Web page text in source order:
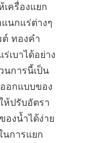
ครื่องแยก
นกแร่ต่างๆ
ต์ ทองคำ
เบาได้อย่าง
นการนี้เป็น
อกแบบของ
ห้ปรับอัตรา
องน้ำได้ง่าย
นการแยก